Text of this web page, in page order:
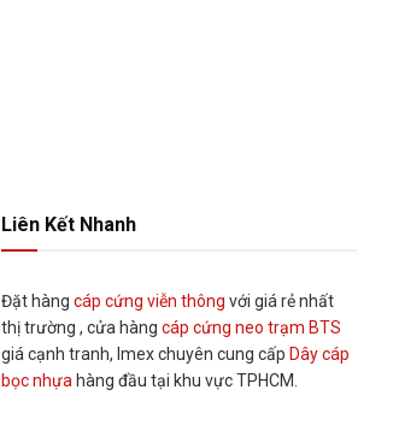
Liên Kết Nhanh
Đặt hàngcáp cứng viễn thông với giá rẻ nhất
thị trường , cửa hàngcáp cứng neo trạm BTS
giá cạnh tranh, Imex chuyên cung cấp Dây cáp
bọc nhựa hàng đầu tại khu vực TPHCM.